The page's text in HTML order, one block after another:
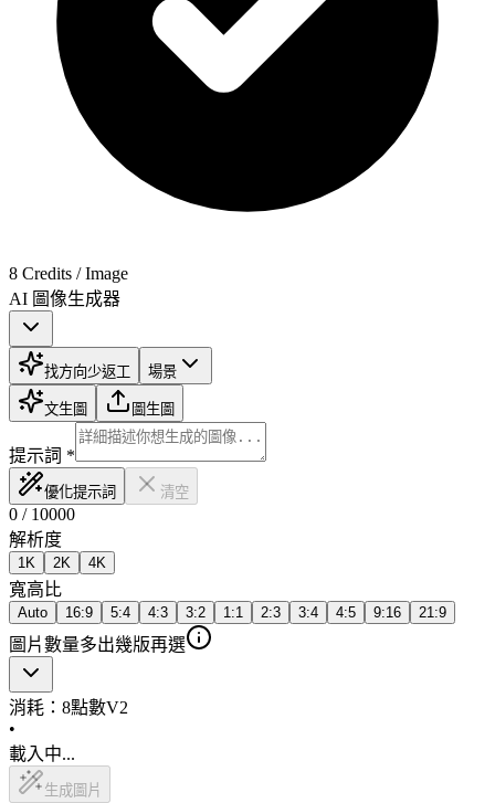
8 Credits / Image
AI 圖像生成器
找方向少返工 場景
文生圖 圖生圖
提示詞 *
優化提示詞 清空
0 / 10000
解析度
1K 2K 4K
寬高比
Auto 16:9 5:4 4:3 3:2 1:1 2:3 3:4 4:5 9:16 21:9
圖片數量多出幾版再選
消耗： 8點數V2
•
載入中...
生成圖片